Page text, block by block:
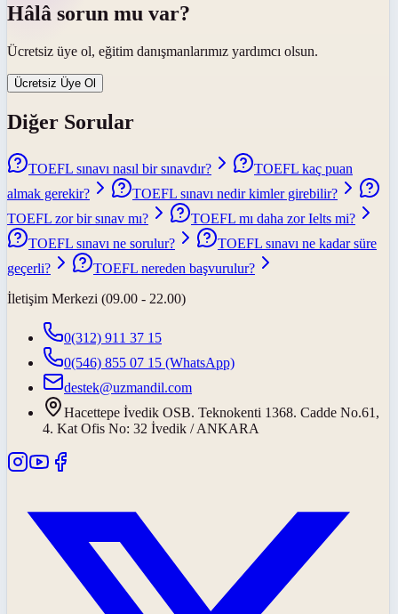
Hâlâ sorun mu var?
Ücretsiz üye ol, eğitim danışmanlarımız yardımcı olsun.
Ücretsiz Üye Ol
Diğer Sorular
TOEFL sınavı nasıl bir sınavdır?
TOEFL kaç puan
almak gerekir?
TOEFL sınavı nedir kimler girebilir?
TOEFL zor bir sınav mı?
TOEFL mı daha zor Ielts mi?
TOEFL sınavı ne sorulur?
TOEFL sınavı ne kadar süre
geçerli?
TOEFL nereden başvurulur?
İletişim Merkezi (09.00 - 22.00)
0(312) 911 37 15
0(546) 855 07 15 (WhatsApp)
destek@uzmandil.com
Hacettepe İvedik OSB. Teknokenti 1368. Cadde No.61,
4. Kat Ofis No: 32 İvedik / ANKARA